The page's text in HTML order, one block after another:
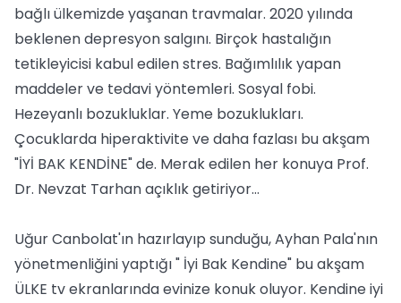
bağlı ülkemizde yaşanan travmalar. 2020 yılında
beklenen depresyon salgını. Birçok hastalığın
tetikleyicisi kabul edilen stres. Bağımlılık yapan
maddeler ve tedavi yöntemleri. Sosyal fobi.
Hezeyanlı bozukluklar. Yeme bozuklukları.
Çocuklarda hiperaktivite ve daha fazlası bu akşam
"İYİ BAK KENDİNE" de. Merak edilen her konuya Prof.
Dr. Nevzat Tarhan açıklık getiriyor…
Uğur Canbolat'ın hazırlayıp sunduğu, Ayhan Pala'nın
yönetmenliğini yaptığı " İyi Bak Kendine" bu akşam
ÜLKE tv ekranlarında evinize konuk oluyor. Kendine iyi